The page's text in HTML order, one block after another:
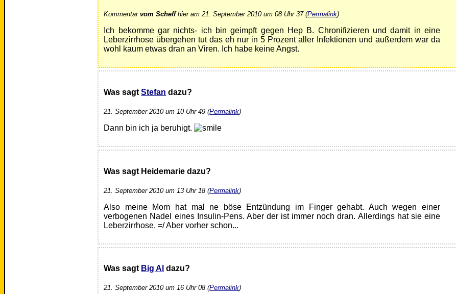
Kommentarvom Scheffhier am 21. September 2010 um 08 Uhr 37 (Permalink)
Ich bekomme gar nichts- ich bin geimpft gegen Hep B. Chronifizieren und damit in eine
Leberzirrhose übergehen tut das eh nur in 5 Prozent aller Infektionen und außerdem war da
wohl kaum etwas dran an Viren. Ich habe keine Angst.
Was sagtStefan dazu?
21. September 2010 um 10 Uhr 49 (Permalink)
Dann bin ich ja beruhigt.
Was sagt Heidemarie dazu?
21. September 2010 um 13 Uhr 18 (Permalink)
Also meine Mom hat mal ne böse Entzündung im Finger gehabt. Auch wegen einer
verbogenen Nadel eines Insulin-Pens. Aber der ist immer noch dran. Allerdings hat sie eine
Leberzirrhose. =/ Aber vorher schon...
Was sagt Big Al dazu?
21. September 2010 um 16 Uhr 08 (Permalink)